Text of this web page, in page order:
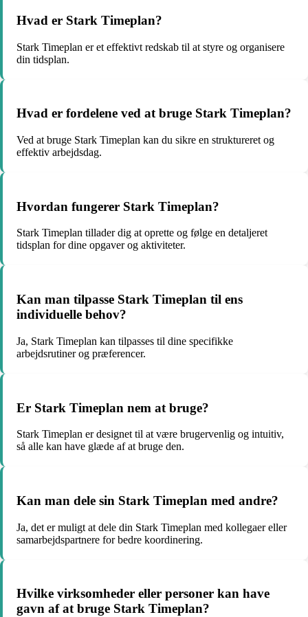
Hvad er Stark Timeplan?
Stark Timeplan er et effektivt redskab til at styre og organisere
din tidsplan.
Hvad er fordelene ved at bruge Stark Timeplan?
Ved at bruge Stark Timeplan kan du sikre en struktureret og
effektiv arbejdsdag.
Hvordan fungerer Stark Timeplan?
Stark Timeplan tillader dig at oprette og følge en detaljeret
tidsplan for dine opgaver og aktiviteter.
Kan man tilpasse Stark Timeplan til ens
individuelle behov?
Ja, Stark Timeplan kan tilpasses til dine specifikke
arbejdsrutiner og præferencer.
Er Stark Timeplan nem at bruge?
Stark Timeplan er designet til at være brugervenlig og intuitiv,
så alle kan have glæde af at bruge den.
Kan man dele sin Stark Timeplan med andre?
Ja, det er muligt at dele din Stark Timeplan med kollegaer eller
samarbejdspartnere for bedre koordinering.
Hvilke virksomheder eller personer kan have
gavn af at bruge Stark Timeplan?